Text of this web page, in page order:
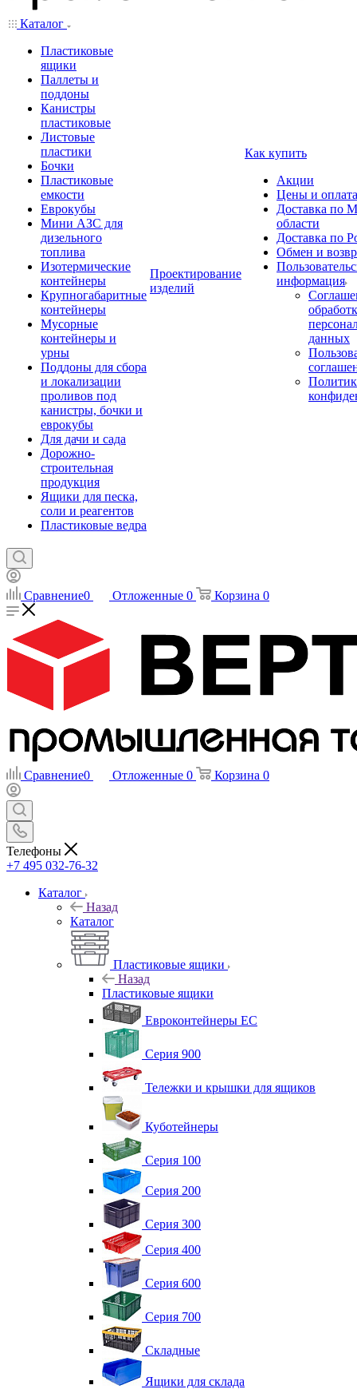
Каталог
Пластиковые
ящики
Паллеты и
поддоны
Канистры
пластиковые
Листовые
пластики
Бочки
Пластиковые
емкости
Еврокубы
Мини АЗС для
дизельного
топлива
Изотермические
контейнеры
Крупногабаритные
контейнеры
Мусорные
контейнеры и
урны
Поддоны для сбора
и локализации
проливов под
канистры, бочки и
еврокубы
Для дачи и сада
Дорожно-
строительная
продукция
Ящики для песка,
соли и реагентов
Пластиковые ведра
Проектирование
изделий
Как купить
Акции
Цены и оплата
Доставка по
области
Доставка по
Обмен и
информация
данных
Сравнение0 Отложенные 0 Корзина 0
Сравнение0 Отложенные 0 Корзина 0
Телефоны
+7 495 032-76-32
Каталог
Назад
Каталог
Пластиковые ящики
Назад
Пластиковые ящики
Евроконтейнеры ЕС
Серия 900
Тележки и крышки для ящиков
Куботейнеры
Серия 100
Серия 200
Серия 300
Серия 400
Серия 600
Серия 700
Складные
Ящики для склада